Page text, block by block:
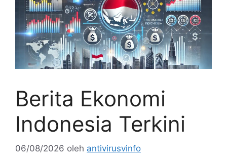
Berita Ekonomi
Indonesia Terkini
06/08/2026 oleh antivirusvinfo